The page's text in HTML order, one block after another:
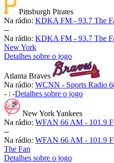
Pittsburgh Pirates
Na rádio: KDKA FM - 93.7 The
--
Na rádio: KDKA FM - 93.7 The
New York
Detalhes sobre o jogo
Atlanta Braves
Na rádio: WCNN - Sports Radio
- : -Detalhes sobre o jogo
New York Yankees
Na rádio: WFAN 66 AM - 101.9
--
Na rádio: WFAN 66 AM - 101.9
The Fan
Detalhes sobre o jogo